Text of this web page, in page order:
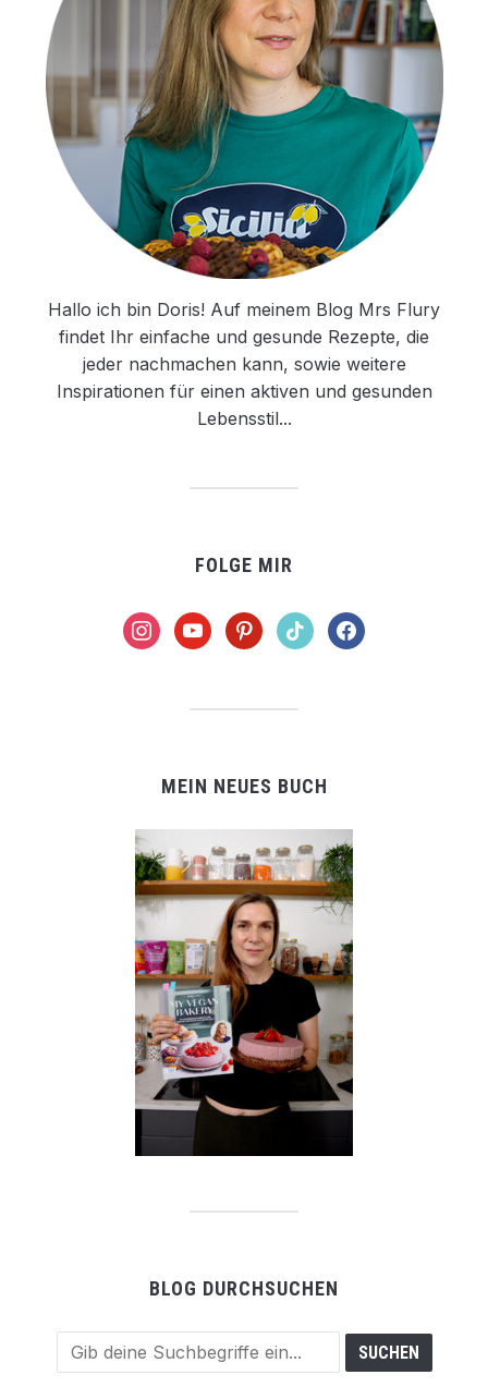
Hallo ich bin Doris! Auf meinem Blog Mrs Flury
findet Ihr einfache und gesunde Rezepte, die
jeder nachmachen kann, sowie weitere
Inspirationen für einen aktiven und gesunden
Lebensstil...
FOLGE MIR
instagramyoutubepinteresttiktok facebook
MEIN NEUES BUCH
BLOG DURCHSUCHEN